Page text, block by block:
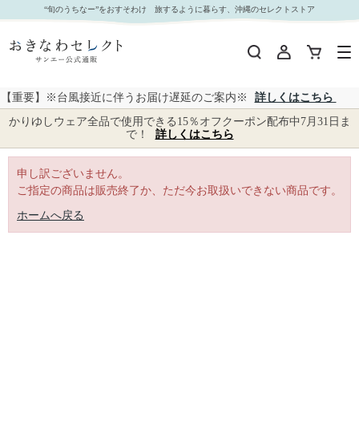
｜おきなわセレクト サンエー公式通販
“旬のうちなー”をおすそわけ 旅するように暮らす、沖縄のセレクトストア
【重要】※台風接近に伴うお届け遅延のご案内※
詳しくはこちら
かりゆしウェア全品で使用できる15％オフクーポン配布中7月31日ま
で！
詳しくはこちら
申し訳ございません。
ご指定の商品は販売終了か、ただ今お取扱いできない商品です。
ホームへ戻る